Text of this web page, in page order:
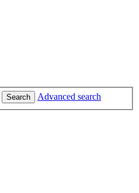
Search Advanced search